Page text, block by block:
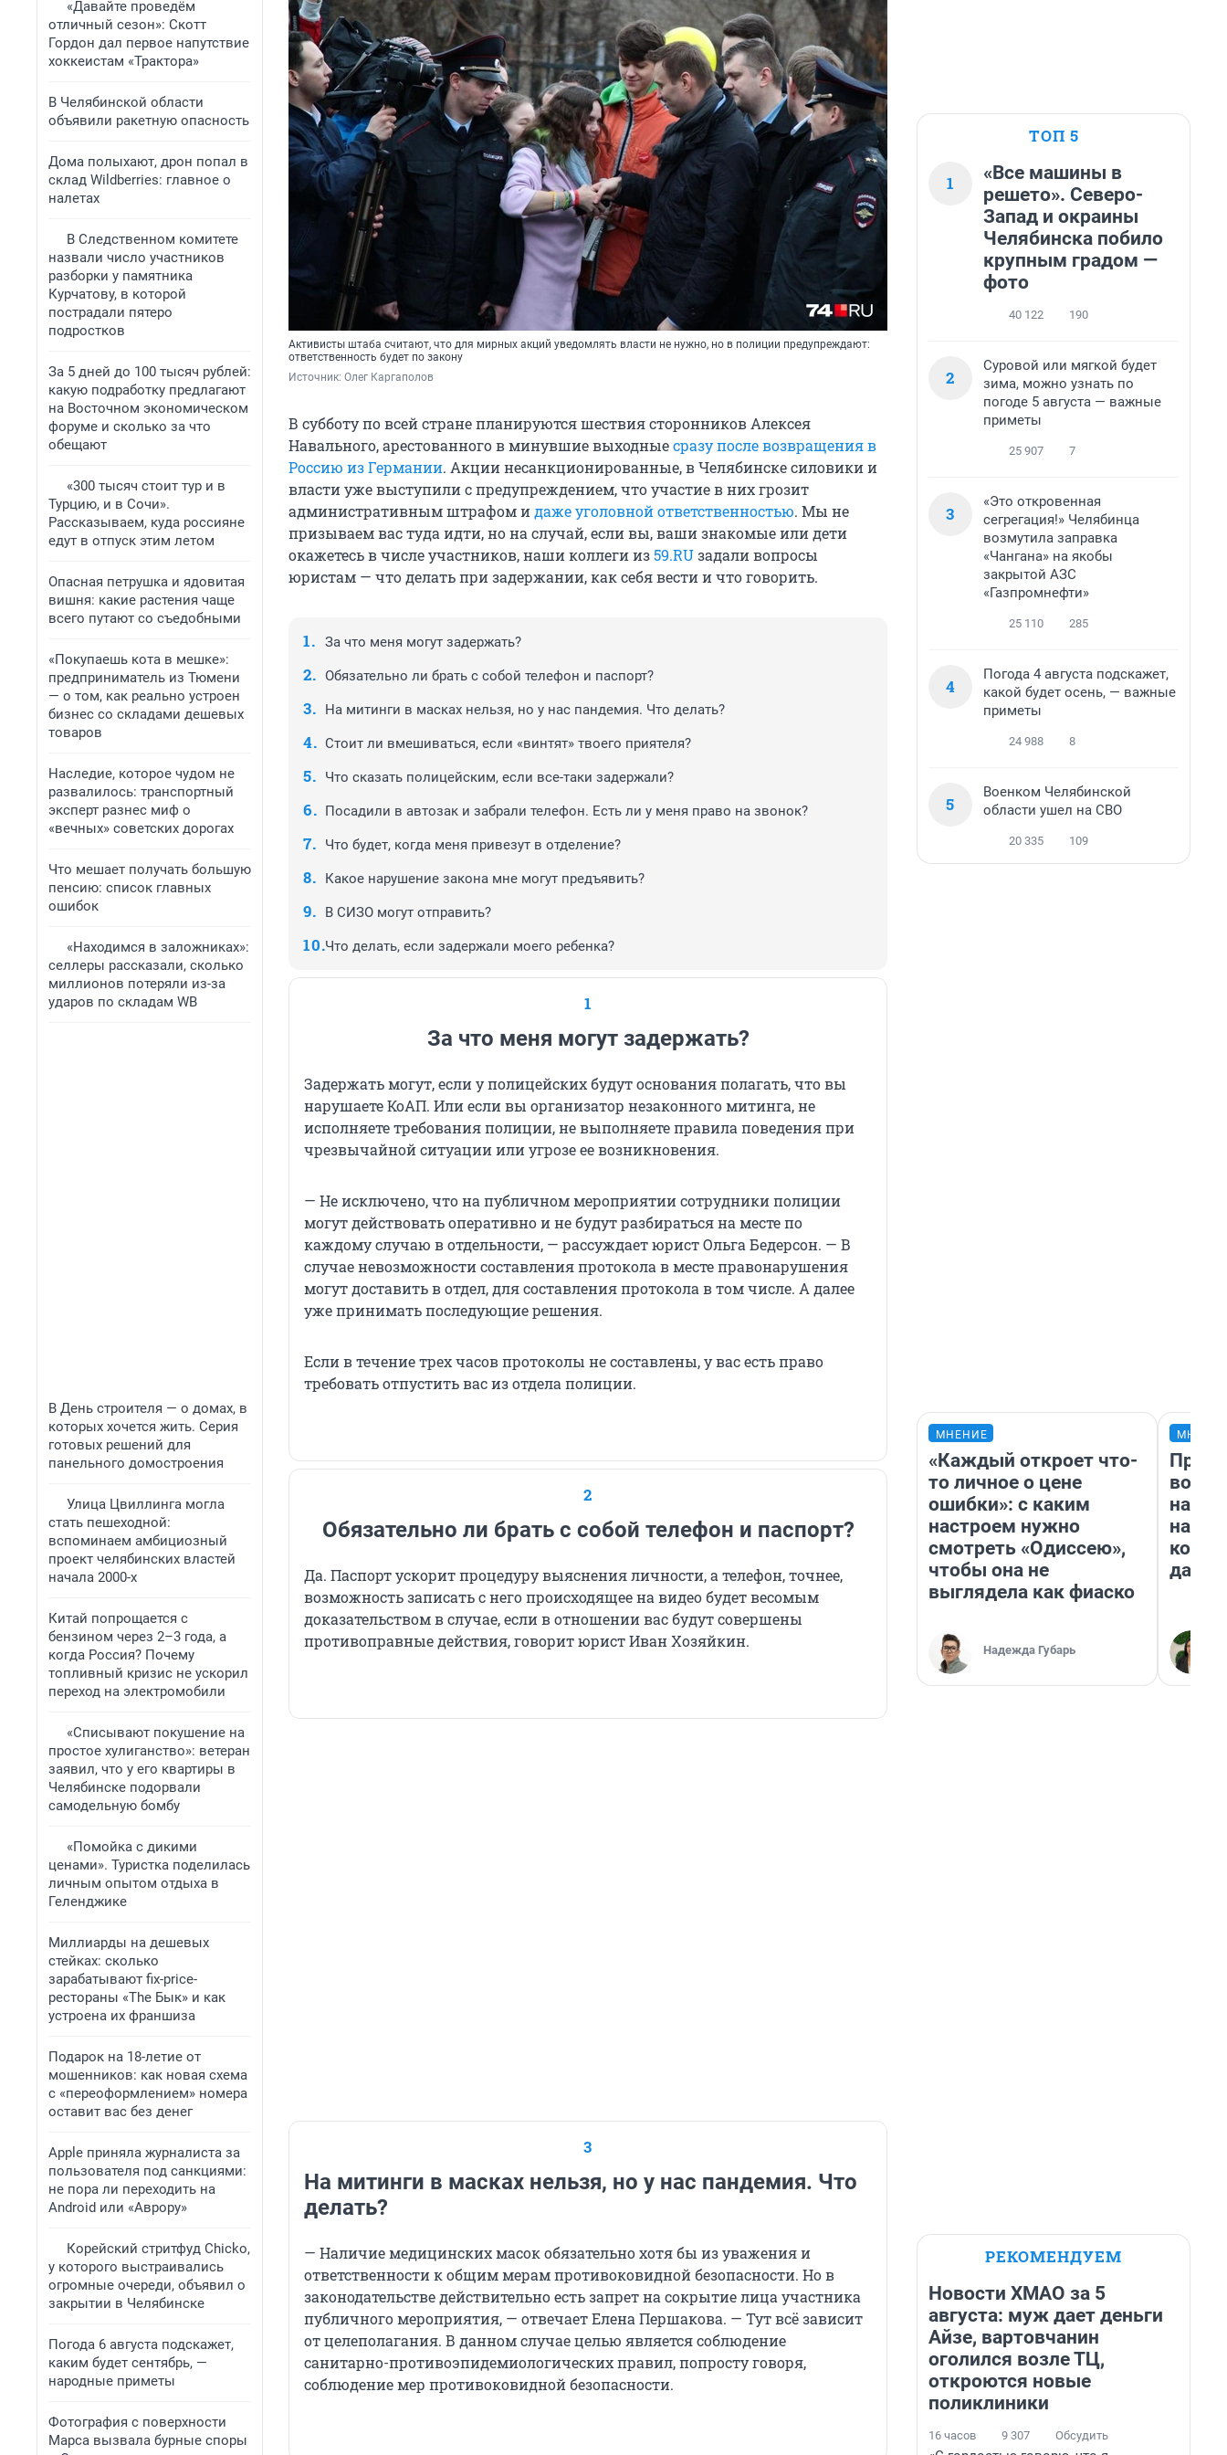
«Давайте проведём
отличный сезон»: Скотт
Гордон дал первое напутствие
хоккеистам «Трактора»
В Челябинской области
объявили ракетную опасность
Дома полыхают, дрон попал в
склад Wildberries: главное о
налетах
В Следственном комитете
назвали число участников
разборки у памятника
Курчатову, в которой
пострадали пятеро
подростков
За 5 дней до 100 тысяч рублей:
какую подработку предлагают
на Восточном экономическом
форуме и сколько за что
обещают
«300 тысяч стоит тур и в
Турцию, и в Сочи».
Рассказываем, куда россияне
едут в отпуск этим летом
Опасная петрушка и ядовитая
вишня: какие растения чаще
всего путают со съедобными
«Покупаешь кота в мешке»:
предприниматель из Тюмени
— о том, как реально устроен
бизнес со складами дешевых
товаров
Наследие, которое чудом не
развалилось: транспортный
эксперт разнес миф о
«вечных» советских дорогах
Что мешает получать большую
пенсию: список главных
ошибок
«Находимся в заложниках»:
селлеры рассказали, сколько
миллионов потеряли из-за
ударов по складам WB
В День строителя — о домах, в
которых хочется жить. Серия
готовых решений для
панельного домостроения
Улица Цвиллинга могла
стать пешеходной:
вспоминаем амбициозный
проект челябинских властей
начала 2000-х
Китай попрощается с
бензином через 2–3 года, а
когда Россия? Почему
топливный кризис не ускорил
переход на электромобили
«Списывают покушение на
простое хулиганство»: ветеран
заявил, что у его квартиры в
Челябинске подорвали
самодельную бомбу
«Помойка с дикими
ценами». Туристка поделилась
личным опытом отдыха в
Геленджике
Миллиарды на дешевых
стейках: сколько
зарабатывают fix-price-
рестораны «The Бык» и как
устроена их франшиза
Подарок на 18-летие от
мошенников: как новая схема
с «переоформлением» номера
оставит вас без денег
Apple приняла журналиста за
пользователя под санкциями:
не пора ли переходить на
Android или «Аврору»
Корейский стритфуд Chicko,
у которого выстраивались
огромные очереди, объявил о
закрытии в Челябинске
Погода 6 августа подскажет,
каким будет сентябрь, —
народные приметы
Фотография с поверхности
Марса вызвала бурные споры
Активисты штаба считают, что для мирных акций уведомлять власти не нужно, но в полиции предупреждают:
ответственность будет по закону
Источник: Олег Каргаполов
В субботу по всей стране планируются шествия сторонников Алексея
Навального, арестованного в минувшие выходныесразу после возвращения в
Россию из Германии. Акции несанкционированные, в Челябинске силовики и
власти уже выступили с предупреждением, что участие в них грозит
административным штрафом идаже уголовной ответственностью. Мы не
призываем вас туда идти, но на случай, если вы, ваши знакомые или дети
окажетесь в числе участников, наши коллеги из59.RUзадали вопросы
юристам — что делать при задержании, как себя вести и что говорить.
За что меня могут задержать?
Обязательно ли брать с собой телефон и паспорт?
На митинги в масках нельзя, но у нас пандемия. Что делать?
Стоит ли вмешиваться, если «винтят» твоего приятеля?
Что сказать полицейским, если все-таки задержали?
Посадили в автозак и забрали телефон. Есть ли у меня право на звонок?
Что будет, когда меня привезут в отделение?
Какое нарушение закона мне могут предъявить?
В СИЗО могут отправить?
Что делать, если задержали моего ребенка?
1
За что меня могут задержать?
Задержать могут, если у полицейских будут основания полагать, что вы
нарушаете КоАП. Или если вы организатор незаконного митинга, не
исполняете требования полиции, не выполняете правила поведения при
чрезвычайной ситуации или угрозе ее возникновения.
— Не исключено, что на публичном мероприятии сотрудники полиции
могут действовать оперативно и не будут разбираться на месте по
каждому случаю в отдельности, — рассуждает юрист Ольга Бедерсон. — В
случае невозможности составления протокола в месте правонарушения
могут доставить в отдел, для составления протокола в том числе. А далее
уже принимать последующие решения.
Если в течение трех часов протоколы не составлены, у вас есть право
требовать отпустить вас из отдела полиции.
2
Обязательно ли брать с собой телефон и паспорт?
Да. Паспорт ускорит процедуру выяснения личности, а телефон, точнее,
возможность записать с него происходящее на видео будет весомым
доказательством в случае, если в отношении вас будут совершены
противоправные действия, говорит юрист Иван Хозяйкин.
3
На митинги в масках нельзя, но у нас пандемия. Что
делать?
— Наличие медицинских масок обязательно хотя бы из уважения и
ответственности к общим мерам противоковидной безопасности. Но в
законодательстве действительно есть запрет на сокрытие лица участника
публичного мероприятия, — отвечает Елена Першакова. — Тут всё зависит
от целеполагания. В данном случае целью является соблюдение
санитарно-противоэпидемиологических правил, попросту говоря,
соблюдение мер противоковидной безопасности.
ТОП 5
1
«Все машины в
решето». Северо-
Запад и окраины
Челябинска побило
крупным градом —
фото
40 122 190
2
Суровой или мягкой будет
зима, можно узнать по
погоде 5 августа — важные
приметы
25 907 7
3
«Это откровенная
сегрегация!» Челябинца
возмутила заправка
«Чангана» на якобы
закрытой АЗС
«Газпромнефти»
25 110 285
4
Погода 4 августа подскажет,
какой будет осень, — важные
приметы
24 988 8
5
Военком Челябинской
области ушел на СВО
20 335 109
МНЕНИЕ
«Каждый откроет что-
то личное о цене
ошибки»: с каким
настроем нужно
смотреть «Одиссею»,
чтобы она не
выглядела как фиаско
Надежда Губарь
нам
даже
РЕКОМЕНДУЕМ
Новости ХМАО за 5
августа: муж дает деньги
Айзе, вартовчанин
оголился возле ТЦ,
откроются новые
поликлиники
16 часов 9 307 Обсудить